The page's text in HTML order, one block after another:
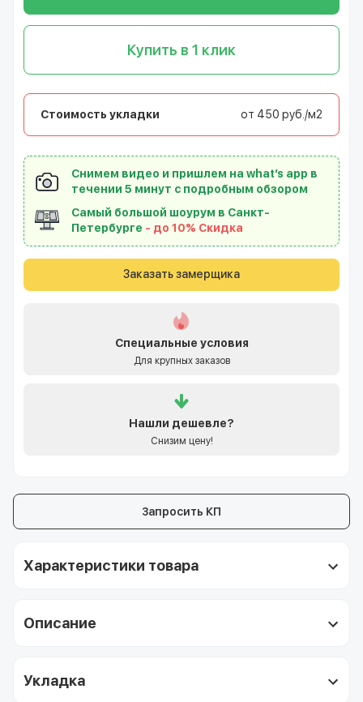
Купить в 1 клик
Стоимость укладки от 450 руб./м2
Снимем видео и пришлем на what’s app в
течении 5 минут с подробным обзором
Самый большой шоурум в Санкт-
Петербурге - до 10% Скидка
Заказать замерщика
Специальные условия
Для крупных заказов
Нашли дешевле?
Снизим цену!
Запросить КП
Характеристики товара
Описание
Укладка